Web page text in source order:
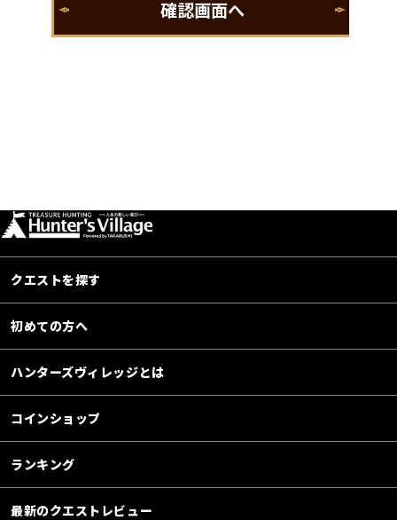
クエストを探す
初めての方へ
ハンターズヴィレッジとは
コインショップ
ランキング
最新のクエストレビュー